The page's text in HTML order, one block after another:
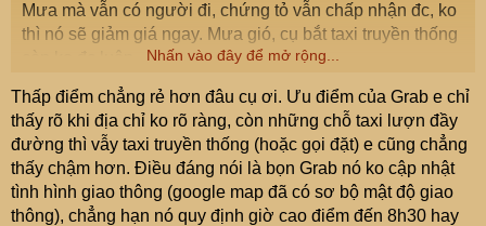
Mưa mà vẫn có người đi, chứng tỏ vẫn chấp nhận đc, ko
thì nó sẽ giảm giá ngay. Mưa gió, cụ bắt taxi truyền thống
Thằng em trai em đang làm bên Sing, mảng tối ưu hóa
cho Grab. Nó dùng người Việt mình nên còn biết đc tâm lí
người mình nữa. Bọn gian ác!
Nhấn vào đây để mở rộng...
Thấp điểm chẳng rẻ hơn đâu cụ ơi. Ưu điểm của Grab e chỉ
thấy rõ khi địa chỉ ko rõ ràng, còn những chỗ taxi lượn đầy
đường thì vẫy taxi truyền thống (hoặc gọi đặt) e cũng chẳng
thấy chậm hơn. Điều đáng nói là bọn Grab nó ko cập nhật
tình hình giao thông (google map đã có sơ bộ mật độ giao
thông), chẳng hạn nó quy định giờ cao điểm đến 8h30 hay